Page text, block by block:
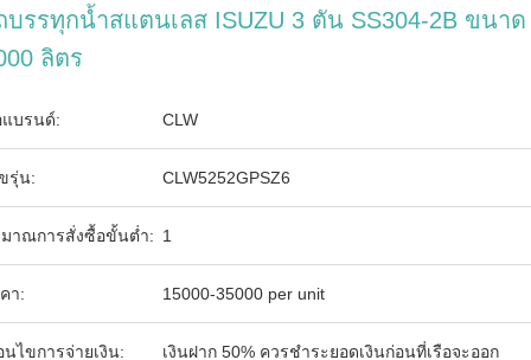
บรรทุกน้ำสแตนเลส ISUZU 3 ตัน SS304-2B ขนาด
ลิตร
บรนด์: CLW
รุ่น: CLW5252GPSZ6
าณการสั่งซื้อขั้นต่ำ: 1
า: 15000-35000 per unit
นไขการจ่ายเงิน: เงินฝาก 50% ควรชำระยอดเงินก่อนที่เรือจะออก